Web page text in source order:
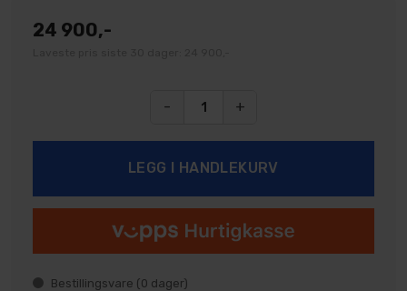
24 900,-
- +
Bestillingsvare (0 dager)